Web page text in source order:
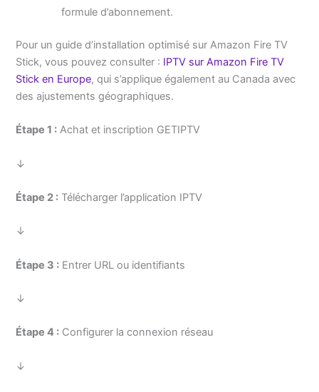
formule d’abonnement.
Pour un guide d’installation optimisé sur Amazon Fire TV
Stick, vous pouvez consulter : IPTV sur Amazon Fire TV
Stick en Europe, qui s’applique également au Canada avec
des ajustements géographiques.
Étape 1 : Achat et inscription GETIPTV
↓
Étape 2 : Télécharger l’application IPTV
↓
Étape 3 : Entrer URL ou identifiants
↓
Étape 4 : Configurer la connexion réseau
↓